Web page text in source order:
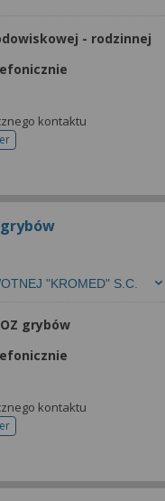
- rodzinnej
kontaktu
do rejestracji
"KROMED" S.C.
grybów
kontaktu
do rejestracji